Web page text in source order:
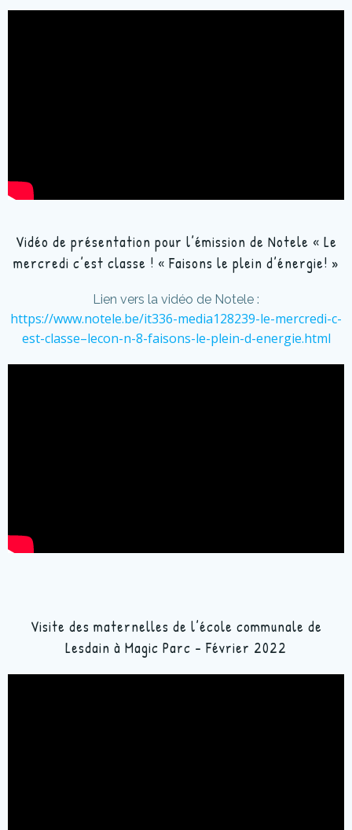
Vidéo de présentation pour l’émission de Notele « Le
mercredi c’est classe ! « Faisons le plein d’énergie! »
Lien vers la vidéo de Notele :
https://www.notele.be/it336-media128239-le-mercredi-c-
est-classe–lecon-n-8-faisons-le-plein-d-energie.html
Visite des maternelles de l’école communale de
Lesdain à Magic Parc – Février 2022